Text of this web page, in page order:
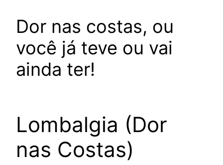
Dor nas costas, ou
você já teve ou vai
ainda ter!
Lombalgia (Dor
nas Costas)